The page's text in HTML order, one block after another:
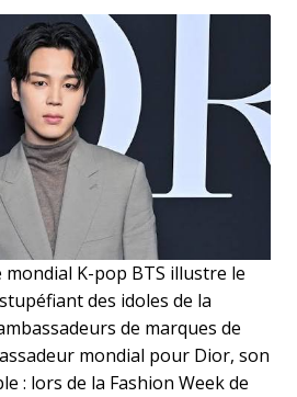
mondial K-pop BTS illustre le
des idoles de la
de marques de
mondial pour Dior, son
: lors de la Fashion Week de